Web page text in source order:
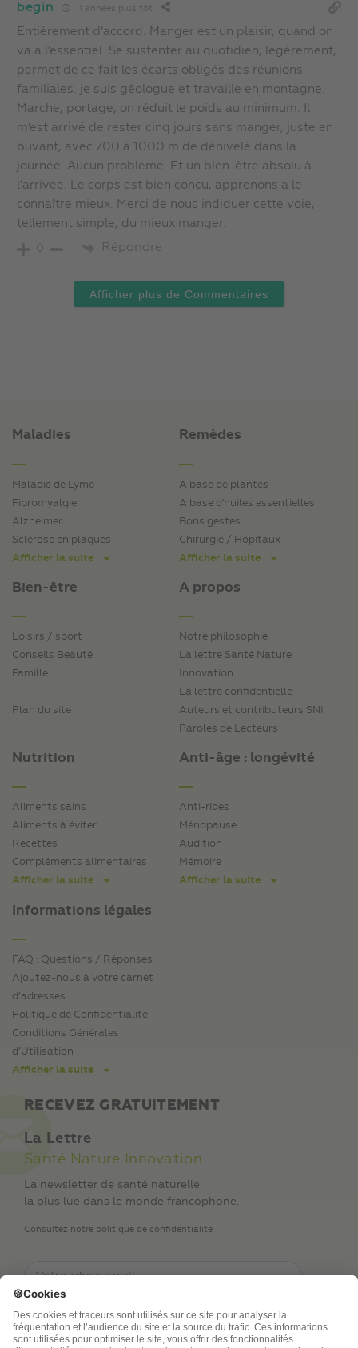
begin 11 années plus tôt
Entièrement d’accord. Manger est un plaisir, quand on
va à l’essentiel. Se sustenter au quotidien, légèrement,
permet de ce fait les écarts obligés des réunions
familiales. je suis géologue et travaille en montagne.
Marche, portage, on réduit le poids au minimum. Il
m’est arrivé de rester cinq jours sans manger, juste en
buvant, avec 700 à 1000 m de dénivelé dans la
journée. Aucun problème. Et un bien-être absolu à
l’arrivée. Le corps est bien conçu, apprenons à le
connaître mieux. Merci de nous indiquer cette voie,
tellement simple, du mieux manger.
0 Répondre
Afficher plus de Commentaires
Maladies
Maladie de Lyme
Fibromyalgie
Alzheimer
Sclérose en plaques
Afficher la suite
Bien-être
Loisirs / sport
Conseils Beauté
Famille
Plan du site
Remèdes
A base de plantes
A base d'huiles essentielles
Bons gestes
Chirurgie / Hôpitaux
Afficher la suite
A propos
Notre philosophie
La lettre Santé Nature
Innovation
La lettre confidentielle
Auteurs et contributeurs SNI
Paroles de Lecteurs
Nutrition
Aliments sains
Aliments à éviter
Recettes
Compléments alimentaires
Afficher la suite
Informations légales
FAQ : Questions / Réponses
Ajoutez-nous à votre carnet
d’adresses
Politique de Confidentialité
Conditions Générales
d’Utilisation
Afficher la suite
Anti-âge : longévité
Anti-rides
Ménopause
Audition
Mémoire
Afficher la suite
RECEVEZ GRATUITEMENT
La Lettre
Santé Nature Innovation
La newsletter de santé naturelle
la plus lue dans le monde francophone.
Consultez notre politique de confidentialité
TSA Publications SA collecte mes nom, prénom,